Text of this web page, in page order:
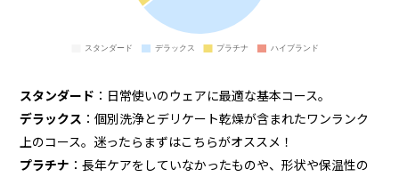
スタンダード ：日常使いのウェアに最適な基本コース。
デラックス ：個別洗浄とデリケート乾燥が含まれたワンランク
上のコース。迷ったらまずはこちらがオススメ！
プラチナ ：長年ケアをしていなかったものや、形状や保温性の